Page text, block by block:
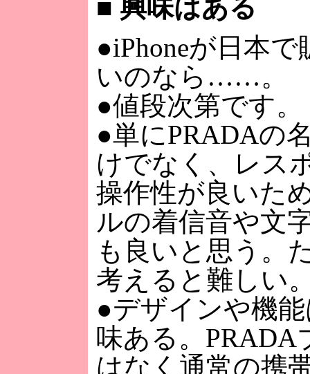
■ 興味はある
●iPhoneが日本
いのなら……。
●値段次第です。
●単にPRADAの
けでなく、レス
操作性が良いた
ルの着信音や文
も良いと思う。
考えると難しい
●デザインや機
味ある。PRADA
はなく通常の携